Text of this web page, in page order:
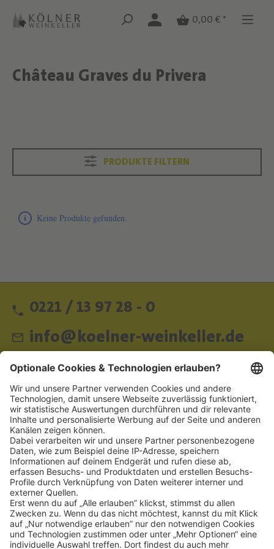
Zum Hauptinhalt springen
Zum Hauptinhalt springen
0,00 € *
Text überspringen
Château Graves du Privera
Text überspringen
PRODUKTE FILTERN
Keine Produkte gefunden.
0221 / 13 97 28 - 0
info@koelner-weinkeller.de
Schnellzugriff
ZAHLUNGSMETHODEN
SOCIAL
NEWSLETTER
BESUCHEN SIE UNS